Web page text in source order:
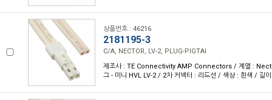
상품번호 : 46216
2181195-3
C/A, NECTOR, LV-2, PLUG-PIGTAI
제조사 : TE Connectivity AMP Connectors / 계열 :
그 - 미니 HVL LV-2 / 2차 커넥터 : 리드선 / 색상 : 흰색 / 길